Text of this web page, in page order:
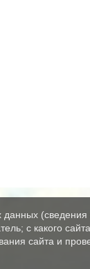
данных
с какого
сайта и